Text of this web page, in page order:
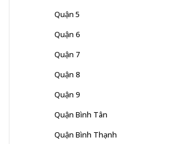
Quận 5
Quận 6
Quận 7
Quận 8
Quận 9
Quận Bình Tân
Quận Bình Thạnh